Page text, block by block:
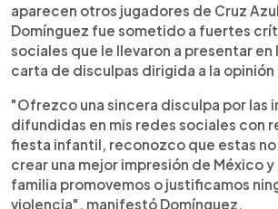
aparecen otros jugadores de Cruz
Domínguez fue sometido a fuertes
sociales que le llevaron a presentar en
carta de disculpas dirigida a la opinión
"Ofrezco una sincera disculpa por las
difundidas en mis redes sociales con
fiesta infantil, reconozco que estas
crear una mejor impresión de México y
familia promovemos o justificamos
violencia", manifestó Domínguez.